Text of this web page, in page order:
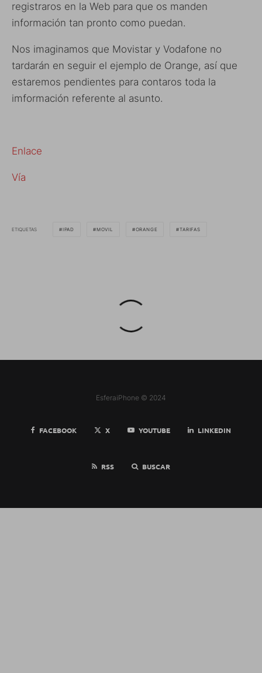
registraros en la Web para que os manden
información tan pronto como puedan.
Nos imaginamos que Movistar y Vodafone no
tardarán en seguir el ejemplo de Orange, así que
estaremos pendientes para contaros toda la
imformación referente al asunto.
Enlace
Vía
ETIQUETAS IPAD MOVIL ORANGE TARIFAS
EsferaiPhone © 2024
FACEBOOK X YOUTUBE LINKEDIN
RSS BUSCAR